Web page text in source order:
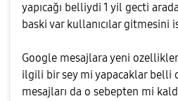
yapıcağı belliydi 1 yil gecti
baski var kullanıcılar gitmesini
Google mesajlara yeni
ilgili bir sey mi yapacaklar belli
mesajları da o sebepten mi